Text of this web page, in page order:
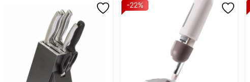
-22%